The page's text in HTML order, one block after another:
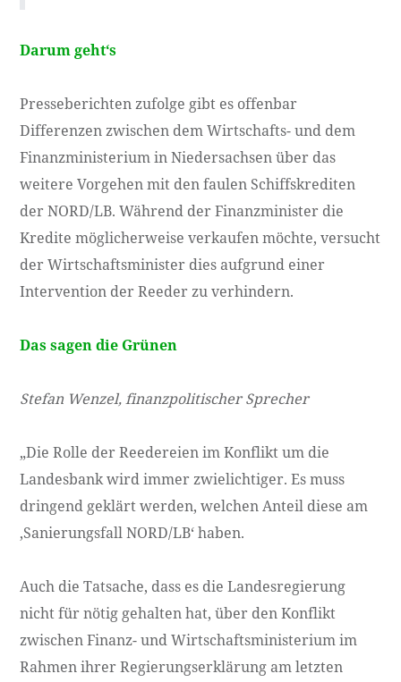
Darum geht‘s
Presseberichten zufolge gibt es offenbar
Differenzen zwischen dem Wirtschafts- und dem
Finanzministerium in Niedersachsen über das
weitere Vorgehen mit den faulen Schiffskrediten
der NORD/LB. Während der Finanzminister die
Kredite möglicherweise verkaufen möchte, versucht
der Wirtschaftsminister dies aufgrund einer
Intervention der Reeder zu verhindern.
Das sagen die Grünen
Stefan Wenzel, finanzpolitischer Sprecher
„Die Rolle der Reedereien im Konflikt um die
Landesbank wird immer zwielichtiger. Es muss
dringend geklärt werden, welchen Anteil diese am
‚Sanierungsfall NORD/LB‘ haben.
Auch die Tatsache, dass es die Landesregierung
nicht für nötig gehalten hat, über den Konflikt
zwischen Finanz- und Wirtschaftsministerium im
Rahmen ihrer Regierungserklärung am letzten